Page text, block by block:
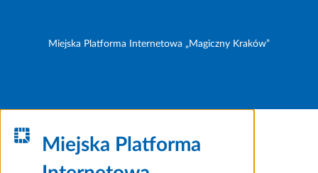
Miejska Platforma Internetowa „Magiczny Kraków”
Miejska Platforma